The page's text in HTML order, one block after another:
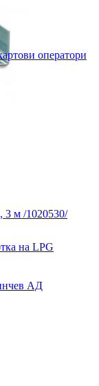
3 м /1020530/
оператори
на LPG
АД